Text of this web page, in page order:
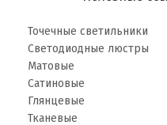
Точечные светильники
Светодиодные люстры
Матовые
Сатиновые
Глянцевые
Тканевые